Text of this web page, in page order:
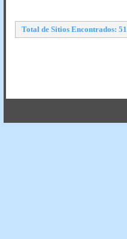
Total de Sitios Encontrados: 51